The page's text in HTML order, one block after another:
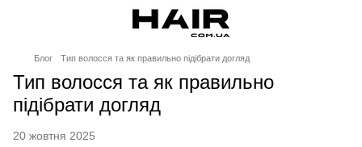
Блог Тип волосся та як правильно підібрати догляд
Тип волосся та як правильно
підібрати догляд
20 жовтня 2025